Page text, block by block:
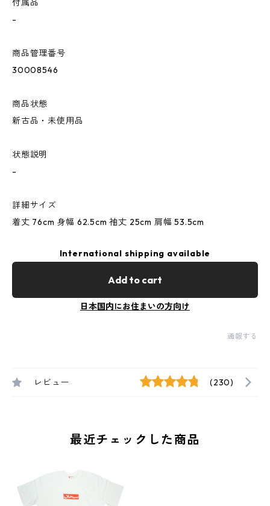
付属品
-
商品管理番号
30008546
商品状態
新古品・未使用品
状態説明
-
詳細サイズ
着丈 76cm 身幅 62.5cm 袖丈 25cm 肩幅 53.5cm
International shipping available
Add to cart
日本国内にお住まいの方向け
通報する
レビュー (230)
最近チェックした商品